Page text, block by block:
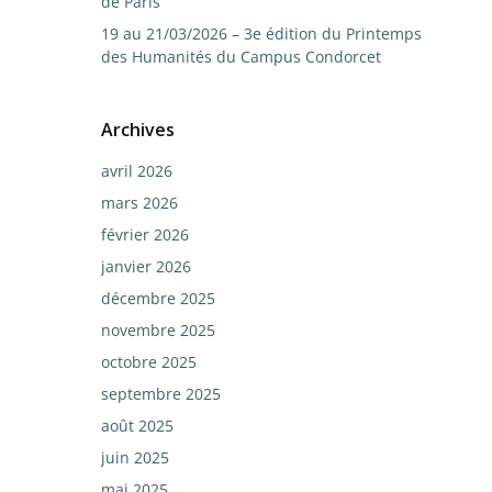
19 au 21/03/2026 – 3e édition du Printemps
des Humanités du Campus Condorcet
Archives
avril 2026
mars 2026
février 2026
janvier 2026
décembre 2025
novembre 2025
octobre 2025
septembre 2025
août 2025
juin 2025